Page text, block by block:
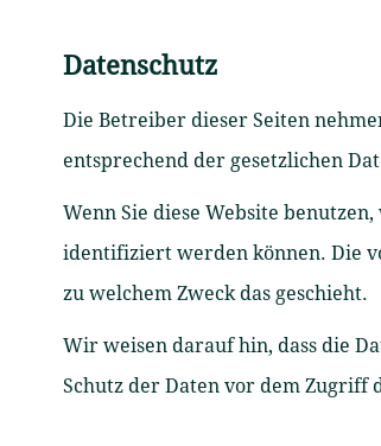
Datenschutz
Die Betreiber dieser Seiten
entsprechend der gesetzlichen
Wenn Sie diese Website
identifiziert werden können. Die
zu welchem Zweck das geschieht.
Wir weisen darauf hin, dass die
Schutz der Daten vor dem